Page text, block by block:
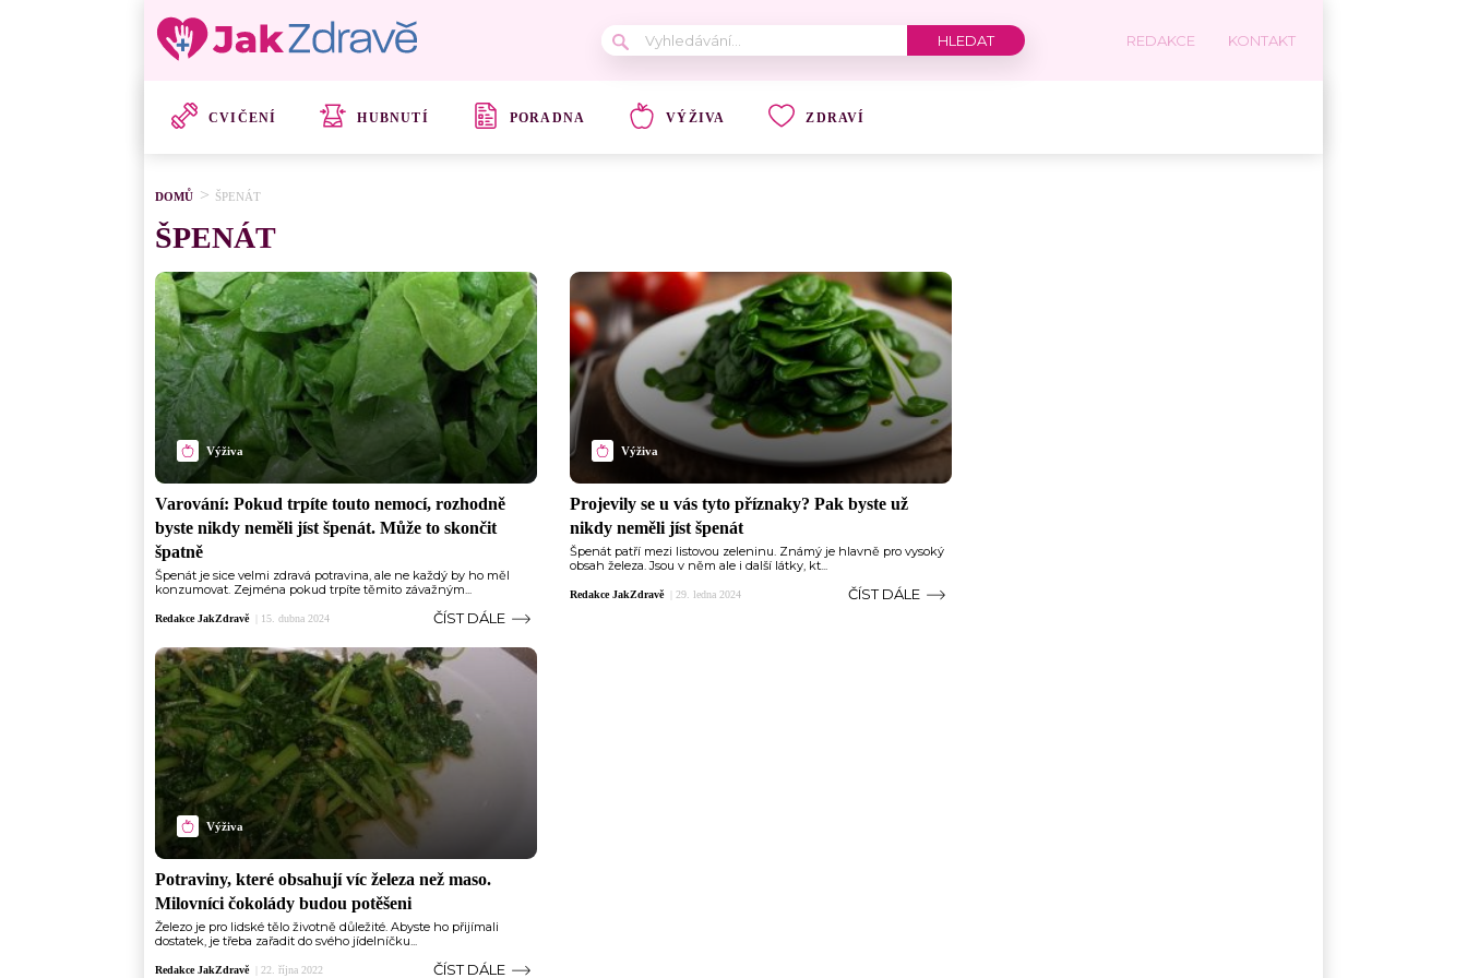
REDAKCE KONTAKT
CVIČENÍ HUBNUTÍ PORADNA VÝŽIVA ZDRAVÍ
DOMŮ ŠPENÁT
ŠPENÁT
Výživa
Varování: Pokud trpíte touto nemocí, rozhodně
byste nikdy neměli jíst špenát. Může to skončit
špatně
Špenát je sice velmi zdravá potravina, ale ne každý by ho měl
konzumovat. Zejména pokud trpíte těmito závažným...
Redakce JakZdravě 15. dubna 2024 ČÍST DÁLE
Výživa
Projevily se u vás tyto příznaky? Pak byste už
nikdy neměli jíst špenát
Špenát patří mezi listovou zeleninu. Známý je hlavně pro vysoký
obsah železa. Jsou v něm ale i další látky, kt...
Redakce JakZdravě 29. ledna 2024 ČÍST DÁLE
Výživa
Potraviny, které obsahují víc železa než maso.
Milovníci čokolády budou potěšeni
Železo je pro lidské tělo životně důležité. Abyste ho přijímali
dostatek, je třeba zařadit do svého jídelníčku...
Redakce JakZdravě 22. října 2022 ČÍST DÁLE